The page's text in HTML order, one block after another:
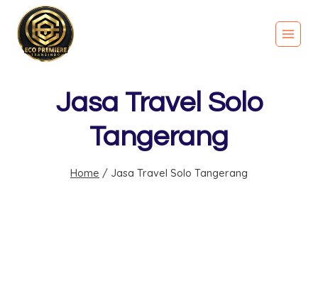
Jasa Travel Solo
Tangerang
Home / Jasa Travel Solo Tangerang